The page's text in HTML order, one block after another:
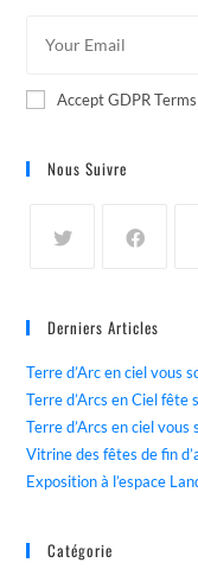
Accept GDPR Terms
Nous Suivre
Derniers Articles
Terre d’Arc en ciel vous
Terre d’Arcs en Ciel fête
Terre d’Arcs en ciel
Vitrine des fêtes de fin
Exposition à l’espace
Catégorie